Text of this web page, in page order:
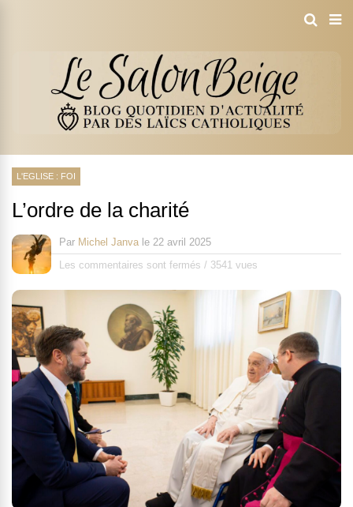
L'EGLISE : FOI
L’ordre de la charité
Par Michel Janva le 22 avril 2025
Les commentaires sont fermés / 3541 vues